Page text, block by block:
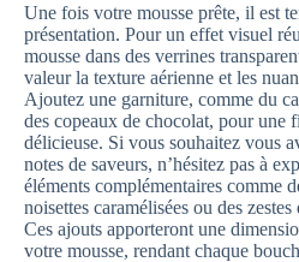
Une fois votre mousse prête, il est
présentation. Pour un effet visuel
mousse dans des verrines
valeur la texture aérienne et les
Ajoutez une garniture, comme du
des copeaux de chocolat, pour une
délicieuse. Si vous souhaitez vous
notes de saveurs, n’hésitez pas à
éléments complémentaires comme
noisettes caramélisées ou des
Ces ajouts apporteront une
votre mousse, rendant chaque